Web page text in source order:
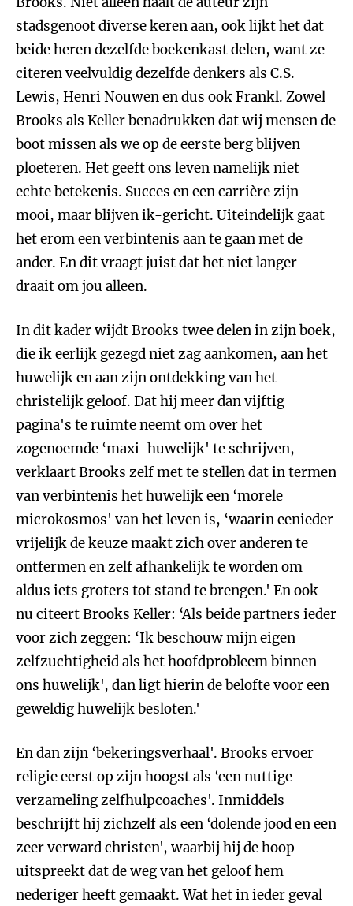
stadsgenoot diverse keren aan, ook lijkt het dat
beide heren dezelfde boekenkast delen, want ze
citeren veelvuldig dezelfde denkers als C.S.
Lewis, Henri Nouwen en dus ook Frankl. Zowel
Brooks als Keller benadrukken dat wij mensen de
boot missen als we op de eerste berg blijven
ploeteren. Het geeft ons leven namelijk niet
echte betekenis. Succes en een carrière zijn
mooi, maar blijven ik-gericht. Uiteindelijk gaat
het erom een verbintenis aan te gaan met de
ander. En dit vraagt juist dat het niet langer
draait om jou alleen.
In dit kader wijdt Brooks twee delen in zijn boek,
die ik eerlijk gezegd niet zag aankomen, aan het
huwelijk en aan zijn ontdekking van het
christelijk geloof. Dat hij meer dan vijftig
pagina's te ruimte neemt om over het
zogenoemde ‘maxi-huwelijk' te schrijven,
verklaart Brooks zelf met te stellen dat in termen
van verbintenis het huwelijk een ‘morele
microkosmos' van het leven is, ‘waarin eenieder
vrijelijk de keuze maakt zich over anderen te
ontfermen en zelf afhankelijk te worden om
aldus iets groters tot stand te brengen.' En ook
nu citeert Brooks Keller: ‘Als beide partners ieder
voor zich zeggen: ‘Ik beschouw mijn eigen
zelfzuchtigheid als het hoofdprobleem binnen
ons huwelijk', dan ligt hierin de belofte voor een
geweldig huwelijk besloten.'
En dan zijn ‘bekeringsverhaal'. Brooks ervoer
religie eerst op zijn hoogst als ‘een nuttige
verzameling zelfhulpcoaches'. Inmiddels
beschrijft hij zichzelf als een ‘dolende jood en een
zeer verward christen', waarbij hij de hoop
uitspreekt dat de weg van het geloof hem
nederiger heeft gemaakt. Wat het in ieder geval